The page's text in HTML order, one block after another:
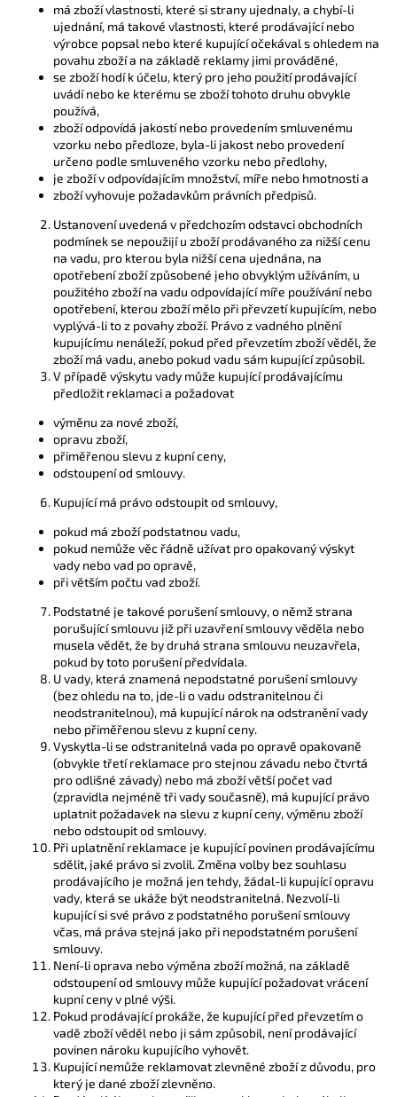
má zboží vlastnosti, které si strany ujednaly, a chybí-li
ujednání, má takové vlastnosti, které prodávající nebo
výrobce popsal nebo které kupující očekával s ohledem na
povahu zboží a na základě reklamy jimi prováděné,
se zboží hodí k účelu, který pro jeho použití prodávající
uvádí nebo ke kterému se zboží tohoto druhu obvykle
používá,
zboží odpovídá jakostí nebo provedením smluvenému
vzorku nebo předloze, byla-li jakost nebo provedení
určeno podle smluveného vzorku nebo předlohy,
je zboží v odpovídajícím množství, míře nebo hmotnosti a
zboží vyhovuje požadavkům právních předpisů.
Ustanovení uvedená v předchozím odstavci obchodních
podmínek se nepoužijí u zboží prodávaného za nižší cenu
na vadu, pro kterou byla nižší cena ujednána, na
opotřebení zboží způsobené jeho obvyklým užíváním, u
použitého zboží na vadu odpovídající míře používání nebo
opotřebení, kterou zboží mělo při převzetí kupujícím, nebo
vyplývá-li to z povahy zboží. Právo z vadného plnění
kupujícímu nenáleží, pokud před převzetím zboží věděl, že
zboží má vadu, anebo pokud vadu sám kupující způsobil.
V případě výskytu vady může kupující prodávajícímu
předložit reklamaci a požadovat
výměnu za nové zboží,
opravu zboží,
přiměřenou slevu z kupní ceny,
odstoupení od smlouvy.
Kupující má právo odstoupit od smlouvy,
pokud má zboží podstatnou vadu,
pokud nemůže věc řádně užívat pro opakovaný výskyt
vady nebo vad po opravě,
při větším počtu vad zboží.
Podstatné je takové porušení smlouvy, o němž strana
porušující smlouvu již při uzavření smlouvy věděla nebo
musela vědět, že by druhá strana smlouvu neuzavřela,
pokud by toto porušení předvídala.
U vady, která znamená nepodstatné porušení smlouvy
(bez ohledu na to, jde-li o vadu odstranitelnou či
neodstranitelnou), má kupující nárok na odstranění vady
nebo přiměřenou slevu z kupní ceny.
Vyskytla-li se odstranitelná vada po opravě opakovaně
(obvykle třetí reklamace pro stejnou závadu nebo čtvrtá
pro odlišné závady) nebo má zboží větší počet vad
(zpravidla nejméně tři vady současně), má kupující právo
uplatnit požadavek na slevu z kupní ceny, výměnu zboží
nebo odstoupit od smlouvy.
Při uplatnění reklamace je kupující povinen prodávajícímu
sdělit, jaké právo si zvolil. Změna volby bez souhlasu
prodávajícího je možná jen tehdy, žádal-li kupující opravu
vady, která se ukáže být neodstranitelná. Nezvolí-li
kupující si své právo z podstatného porušení smlouvy
včas, má práva stejná jako při nepodstatném porušení
smlouvy.
Není-li oprava nebo výměna zboží možná, na základě
odstoupení od smlouvy může kupující požadovat vrácení
kupní ceny v plné výši.
Pokud prodávající prokáže, že kupující před převzetím o
vadě zboží věděl nebo ji sám způsobil, není prodávající
povinen nároku kupujícího vyhovět.
Kupující nemůže reklamovat zlevněné zboží z důvodu, pro
který je dané zboží zlevněno.